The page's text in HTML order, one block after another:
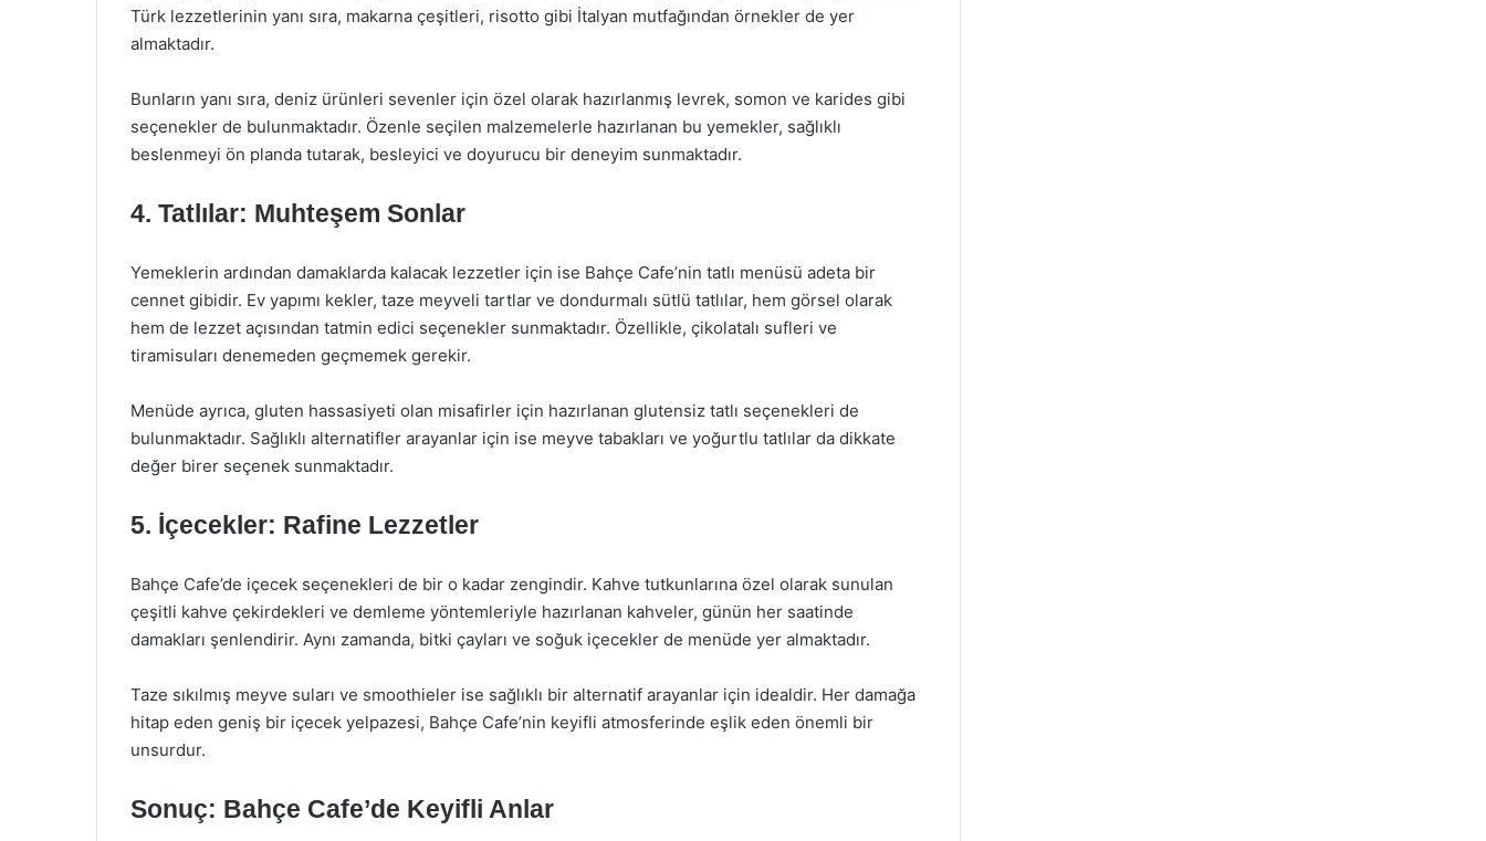
Türk lezzetlerinin yanı sıra, makarna çeşitleri, risotto gibi İtalyan mutfağından örnekler de yer
almaktadır.
Bunların yanı sıra, deniz ürünleri sevenler için özel olarak hazırlanmış levrek, somon ve karides gibi
seçenekler de bulunmaktadır. Özenle seçilen malzemelerle hazırlanan bu yemekler, sağlıklı
beslenmeyi ön planda tutarak, besleyici ve doyurucu bir deneyim sunmaktadır.
4. Tatlılar: Muhteşem Sonlar
Yemeklerin ardından damaklarda kalacak lezzetler için ise Bahçe Cafe’nin tatlı menüsü adeta bir
cennet gibidir. Ev yapımı kekler, taze meyveli tartlar ve dondurmalı sütlü tatlılar, hem görsel olarak
hem de lezzet açısından tatmin edici seçenekler sunmaktadır. Özellikle, çikolatalı sufleri ve
tiramisuları denemeden geçmemek gerekir.
Menüde ayrıca, gluten hassasiyeti olan misafirler için hazırlanan glutensiz tatlı seçenekleri de
bulunmaktadır. Sağlıklı alternatifler arayanlar için ise meyve tabakları ve yoğurtlu tatlılar da dikkate
değer birer seçenek sunmaktadır.
5. İçecekler: Rafine Lezzetler
Bahçe Cafe’de içecek seçenekleri de bir o kadar zengindir. Kahve tutkunlarına özel olarak sunulan
çeşitli kahve çekirdekleri ve demleme yöntemleriyle hazırlanan kahveler, günün her saatinde
damakları şenlendirir. Aynı zamanda, bitki çayları ve soğuk içecekler de menüde yer almaktadır.
Taze sıkılmış meyve suları ve smoothieler ise sağlıklı bir alternatif arayanlar için idealdir. Her damağa
hitap eden geniş bir içecek yelpazesi, Bahçe Cafe’nin keyifli atmosferinde eşlik eden önemli bir
unsurdur.
Sonuç: Bahçe Cafe’de Keyifli Anlar